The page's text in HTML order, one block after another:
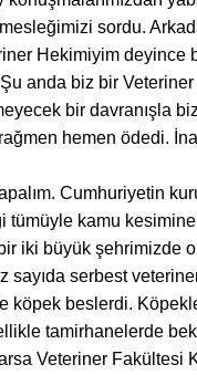
sordu.
Hekimiyim deyince
anda biz bir
bir davranışla
hemen ödedi.
Cumhuriyetin
tümüyle kamu
iki büyük şehrimizde
serbest
köpek beslerdi.
tamirhanelerde
Veteriner Fakültesi